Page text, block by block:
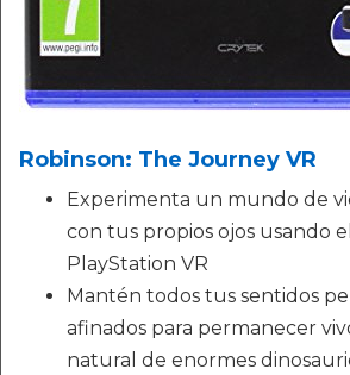
Robinson: The Journey VR
Experimenta un mundo de
con tus propios ojos usando
PlayStation VR
Mantén todos tus sentidos
afinados para permanecer
natural de enormes